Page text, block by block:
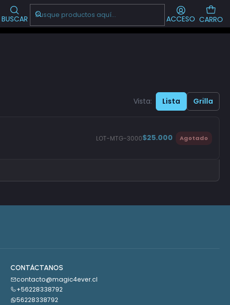
BUSCAR ACCESO CARRO
Visítanos!--> CL
Vista: Lista Grilla
LOT-MTG-3000$25.000 Agotado
CONTÁCTANOS
contacto@magic4ever.cl
+56228338792
56228338792